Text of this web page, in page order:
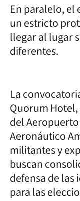
En paralelo,
un estricto
llegar al lugar
diferentes.
La
Quorum
del
Aeronáutico
militantes y
buscan
defensa de las
para las